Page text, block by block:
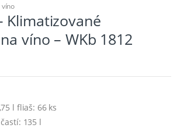
víno
Klimatizované
víno – WKb 1812
l fliaš: 66 ks
135 l